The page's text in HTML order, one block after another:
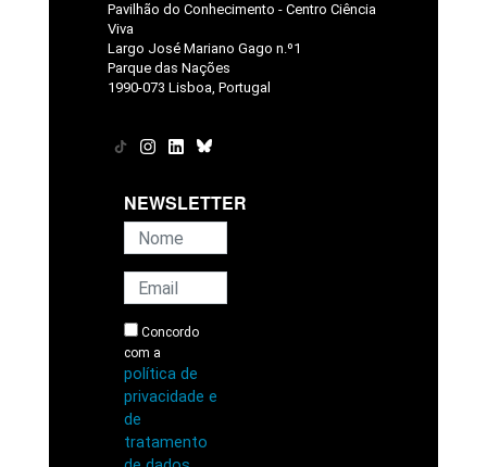
Pavilhão do Conhecimento - Centro Ciência
Viva
Largo José Mariano Gago n.º1
Parque das Nações
1990-073 Lisboa, Portugal
NEWSLETTER
Concordo
com a
política de
privacidade e
de
tratamento